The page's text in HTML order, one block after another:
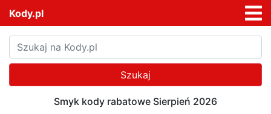
Kody.pl
Szukaj
Smyk kody rabatowe Sierpień 2026